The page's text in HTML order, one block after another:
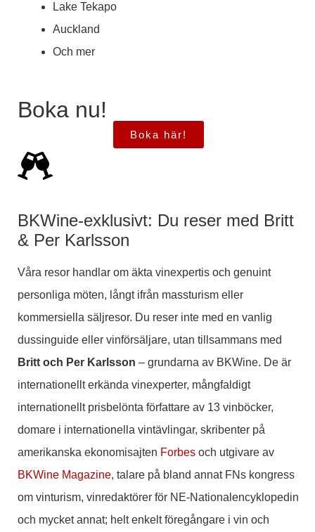
Lake Tekapo
Auckland
Och mer
Boka nu!
Boka här!
BKWine-exklusivt: Du reser med Britt
& Per Karlsson
Våra resor handlar om äkta vinexpertis och genuint
personliga möten, långt ifrån massturism eller
kommersiella säljresor. Du reser inte med en vanlig
dussinguide eller vinförsäljare, utan tillsammans med
Britt och Per Karlsson – grundarna av BKWine. De är
internationellt erkända vinexperter, mångfaldigt
internationellt prisbelönta författare av 13 vinböcker,
domare i internationella vintävlingar, skribenter på
amerikanska ekonomisajten Forbes och utgivare av
BKWine Magazine, talare på bland annat FNs kongress
om vinturism, vinredaktörer för NE-Nationalencyklopedin
och mycket annat; helt enkelt föregångare i vin och